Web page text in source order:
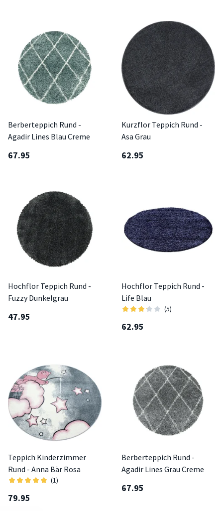
Berberteppich Rund -
Agadir Lines Blau Creme
67.95
Kurzflor Teppich Rund -
Asa Grau
62.95
Hochflor Teppich Rund -
Fuzzy Dunkelgrau
47.95
Hochflor Teppich Rund -
Life Blau
(5)
62.95
Teppich Kinderzimmer
Rund - Anna Bär Rosa
(1)
79.95
Berberteppich Rund -
Agadir Lines Grau Creme
67.95